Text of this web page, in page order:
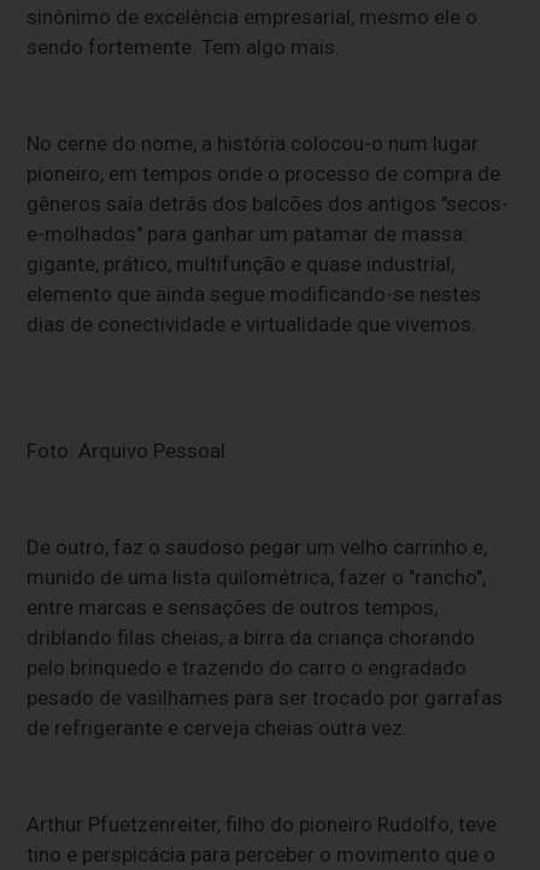
sinônimo de excelência empresarial, mesmo ele o
sendo fortemente. Tem algo mais.
No cerne do nome, a história colocou-o num lugar
pioneiro, em tempos onde o processo de compra de
gêneros saía detrás dos balcões dos antigos "secos-
e-molhados" para ganhar um patamar de massa:
gigante, prático, multifunção e quase industrial,
elemento que ainda segue modificando-se nestes
dias de conectividade e virtualidade que vivemos.
Foto: Arquivo Pessoal
De outro, faz o saudoso pegar um velho carrinho e,
munido de uma lista quilométrica, fazer o "rancho",
entre marcas e sensações de outros tempos,
driblando filas cheias, a birra da criança chorando
pelo brinquedo e trazendo do carro o engradado
pesado de vasilhames para ser trocado por garrafas
de refrigerante e cerveja cheias outra vez.
Arthur Pfuetzenreiter, filho do pioneiro Rudolfo, teve
tino e perspicácia para perceber o movimento que o